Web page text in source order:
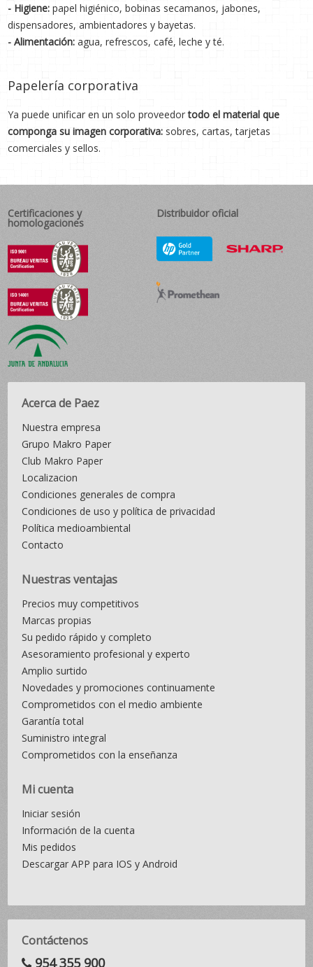
- Higiene: papel higiénico, bobinas secamanos, jabones,
dispensadores, ambientadores y bayetas.
- Alimentación: agua, refrescos, café, leche y té.
Papelería corporativa
Ya puede unificar en un solo proveedortodo el material que
componga su imagen corporativa: sobres, cartas, tarjetas
comerciales y sellos.
Certificaciones y
homologaciones
Distribuidor oficial
Acerca de Paez
Nuestra empresa
Grupo Makro Paper
Club Makro Paper
Localizacion
Condiciones generales de compra
Condiciones de uso y política de privacidad
Política medioambiental
Contacto
Nuestras ventajas
Precios muy competitivos
Marcas propias
Su pedido rápido y completo
Asesoramiento profesional y experto
Amplio surtido
Novedades y promociones continuamente
Comprometidos con el medio ambiente
Garantía total
Suministro integral
Comprometidos con la enseñanza
Mi cuenta
Iniciar sesión
Información de la cuenta
Mis pedidos
Descargar APP para IOS y Android
Contáctenos
954 355 900